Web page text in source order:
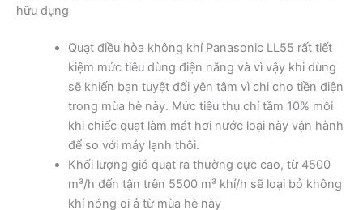
hữu dụng
Quạt điều hòa không khí Panasonic LL55 rất tiết
kiệm mức tiêu dùng điện năng và vì vậy khi dùng
sẽ khiến bạn tuyệt đối yên tâm vì chi cho tiền điện
trong mùa hè này. Mức tiêu thụ chỉ tầm 10% mỗi
khi chiếc quạt làm mát hơi nước loại này vận hành
để so với máy lạnh thôi.
Khối lượng gió quạt ra thường cực cao, từ 4500
m³/h đến tận trên 5500 m³ khí/h sẽ loại bỏ không
khí nóng oi ả từ mùa hè này